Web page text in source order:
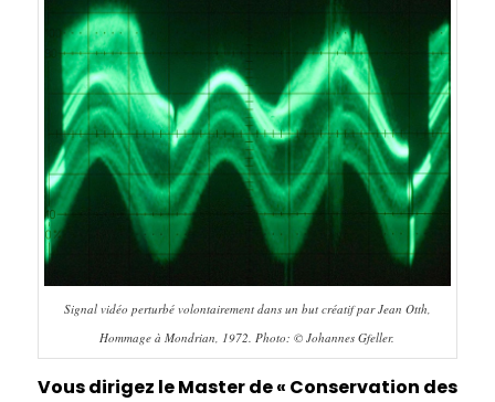
Signal vidéo perturbé volontairement dans un but créatif par Jean Otth,
Hommage à Mondrian, 1972. Photo: © Johannes Gfeller.
Vous dirigez le Master de « Conservation des